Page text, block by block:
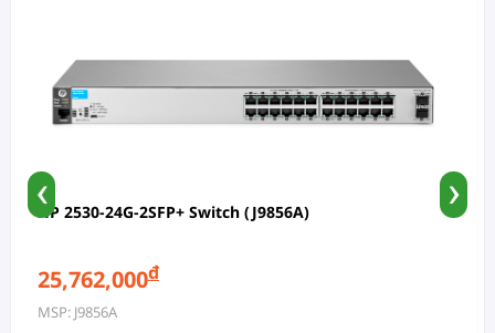
HP 2530-24G-2SFP+ Switch (J9856A)
25,762,000đ
MSP: J9856A
‹ ›